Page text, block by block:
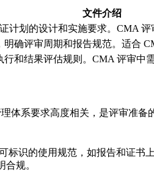
文件介绍
计划的设计和实施要求。CMA
确评审周期和报告规范。适合
和结果评估规则。CMA 评审中
体系要求高度相关，是评审准备
标识的使用规范，如报告和证书
合规。